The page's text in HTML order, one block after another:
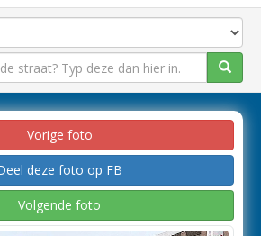
Vorige foto
deze foto op FB
Volgende foto